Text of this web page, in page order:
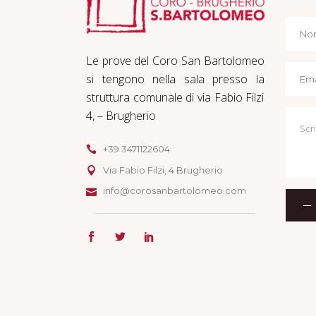
Le prove del Coro San Bartolomeo
si tengono nella sala presso la
struttura comunale di via Fabio Filzi
4, – Brugherio
+39 3471122604
Via Fabio Filzi, 4 Brugherio
info@corosanbartolomeo.com